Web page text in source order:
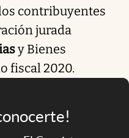
contribuyentes
jurada
y Bienes
fiscal 2020.